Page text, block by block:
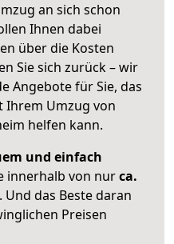
an sich schon
Ihnen dabei
über die Kosten
Sie sich zurück – wir
Angebote für Sie, das
Ihrem Umzug von
helfen kann.
und einfach
innerhalb von nurca.
Und das Beste daran
Preisen